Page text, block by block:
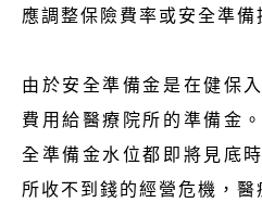
應調整保險費率或安全準備
由於安全準備金是在健保
費用給醫療院所的準備金
全準備金水位都即將見底
所收不到錢的經營危機，醫